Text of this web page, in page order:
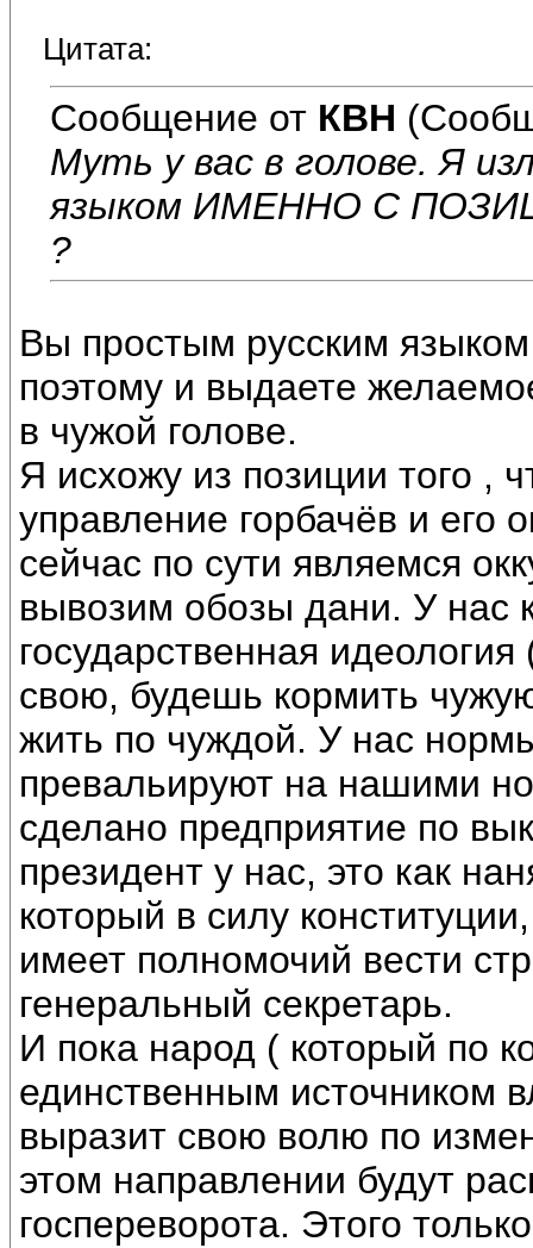
Цитата:
Сообщение от КВН
Муть у вас в голове. Я
языком ИМЕННО С
?
Вы простым русским
поэтому и выдаете
в чужой голове.
Я исхожу из позиции того ,
управление горбачёв и его
сейчас по сути являемся
вывозим обозы дани. У нас
государственная
свою, будешь кормить
жить по чуждой. У нас
превальируют на нашими
сделано предприятие по
президент у нас, это как
который в силу
имеет полномочий вести
генеральный секретарь.
И пока народ ( который по
единственным источником
выразит свою волю по
этом направлении будут
госпереворота. Этого